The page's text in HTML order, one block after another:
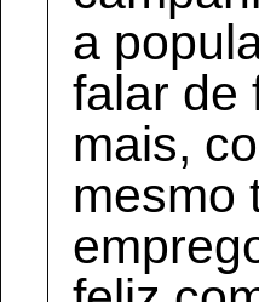
a
falar de
mais,
mesmo